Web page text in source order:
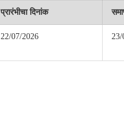
प्रारंभीचा दिनांक
22/07/2026 23/